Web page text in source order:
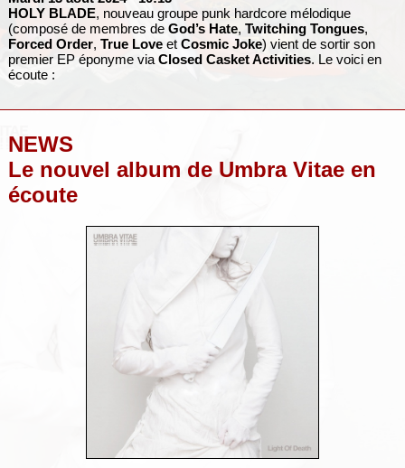
HOLY BLADE, nouveau groupe punk hardcore mélodique
(composé de membres de God’s Hate, Twitching Tongues,
Forced Order, True Loveet Cosmic Joke) vient de sortir son
premier EP éponyme via Closed Casket Activities. Le voici en
écoute :
NEWS
Le nouvel album de Umbra Vitae en
écoute